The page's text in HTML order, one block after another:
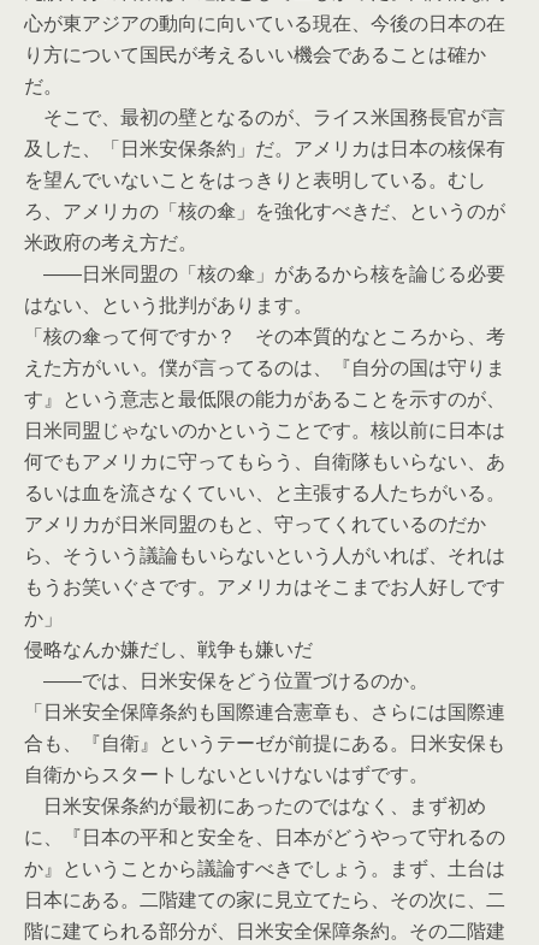
心が東アジアの動向に向いている現在、今後の日本の在
り方について国民が考えるいい機会であることは確か
だ。
そこで、最初の壁となるのが、ライス米国務長官が言
及した、「日米安保条約」だ。アメリカは日本の核保有
を望んでいないことをはっきりと表明している。むし
ろ、アメリカの「核の傘」を強化すべきだ、というのが
米政府の考え方だ。
――日米同盟の「核の傘」があるから核を論じる必要
はない、という批判があります。
「核の傘って何ですか？ その本質的なところから、考
えた方がいい。僕が言ってるのは、『自分の国は守りま
す』という意志と最低限の能力があることを示すのが、
日米同盟じゃないのかということです。核以前に日本は
何でもアメリカに守ってもらう、自衛隊もいらない、あ
るいは血を流さなくていい、と主張する人たちがいる。
アメリカが日米同盟のもと、守ってくれているのだか
ら、そういう議論もいらないという人がいれば、それは
もうお笑いぐさです。アメリカはそこまでお人好しです
か」
侵略なんか嫌だし、戦争も嫌いだ
――では、日米安保をどう位置づけるのか。
「日米安全保障条約も国際連合憲章も、さらには国際連
合も、『自衛』というテーゼが前提にある。日米安保も
自衛からスタートしないといけないはずです。
日米安保条約が最初にあったのではなく、まず初め
に、『日本の平和と安全を、日本がどうやって守れるの
か』ということから議論すべきでしょう。まず、土台は
日本にある。二階建ての家に見立てたら、その次に、二
階に建てられる部分が、日米安全保障条約。その二階建